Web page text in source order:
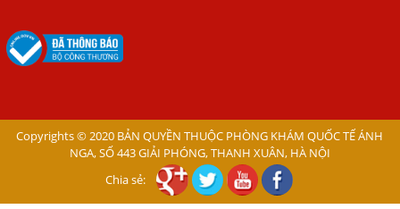
Trong Máu Gây Ngứa
BỆNH DO SÁN LÁ LỚN Ở GAN
Khoa Ký Sinh Trùng
Có Nên Quá Lo Lắng Khi Bị Nhiễm Bệnh Sán Chó Mèo
Copyrights © 2020 BẢN QUYỀN THUỘC PHÒNG KHÁM QUỐC TẾ ÁNH
NGA, SỐ 443 GIẢI PHÓNG, THANH XUÂN, HÀ NỘI
Chia sẻ: